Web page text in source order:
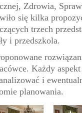
Zdrowia,
się kilka
trzech
i przedszkola.
Każdy
i
planowania.